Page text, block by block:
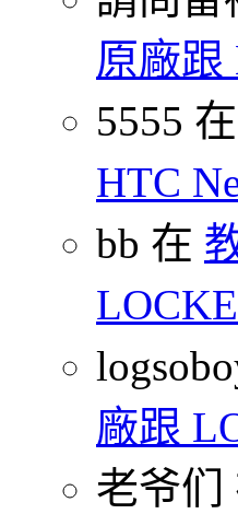
原廠跟
5555 在
HTC
bb 在
廠跟
老爷们